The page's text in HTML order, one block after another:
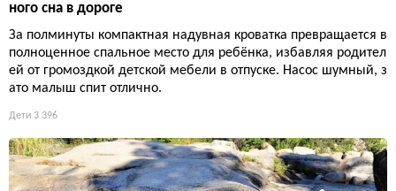
ного сна в дороге
За полминуты компактная надувная кроватка превращается в
полноценное спальное место для ребёнка, избавляя родител
ей от громоздкой детской мебели в отпуске. Насос шумный, з
ато малыш спит отлично.
Дети 3 396